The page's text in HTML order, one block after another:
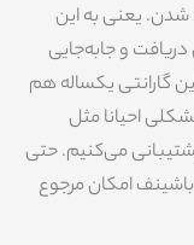
شدن. یعنی به این
و جابه‌جایی
گارانتی یکساله‌ هم
احیانا مثل
می‌کنیم. حتی
باشینف امکان مرجوع